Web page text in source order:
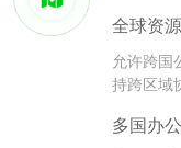
全球资
允许跨国
持跨区域
多国办